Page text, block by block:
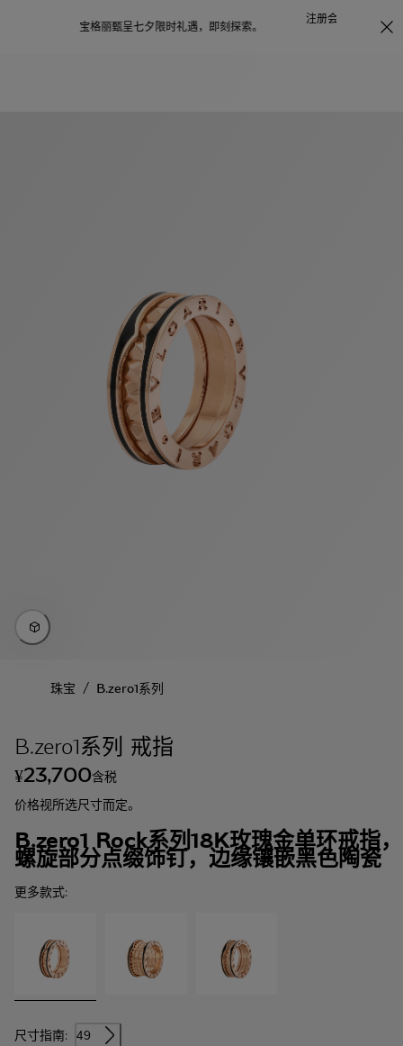
注册会员首次下单购买任意作品，可享受照片打印服务点
击此处了解更多详情。
珠宝 / B.zero1系列
B.zero1系列 戒指
¥23,700含税
价格视所选尺寸而定。
B.zero1 Rock系列18K玫瑰金单环戒指，
螺旋部分点缀饰钉，边缘镶嵌黑色陶瓷
更多款式:
尺寸指南: 49